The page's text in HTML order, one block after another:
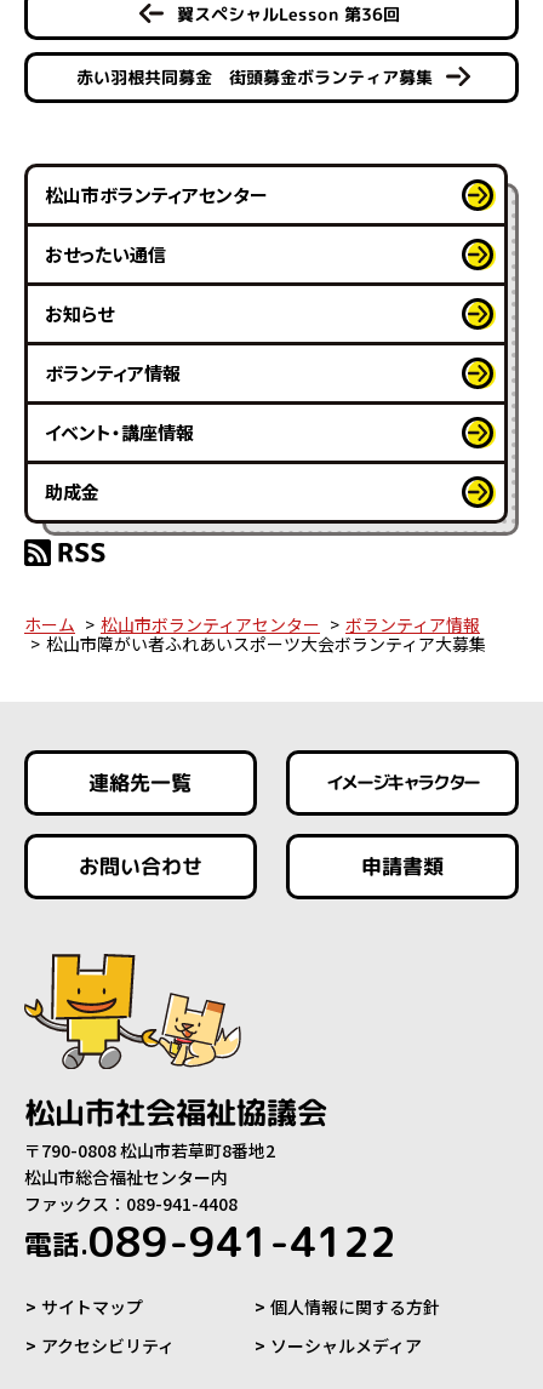
翼スペシャルLesson 第36回
赤い羽根共同募金 街頭募金ボランティア募集
松山市ボランティアセンター
おせったい通信
お知らせ
ボランティア情報
イベント・講座情報
助成金
ホーム 松山市ボランティアセンター
ボランティア情報
松山市障がい者ふれあいスポーツ大会ボランティア大募集
連絡先一覧 イメージキャラクター
お問い合わせ 申請書類
松山市社会福祉協議会
〒790-0808 松山市若草町8番地2
松山市総合福祉センター内
ファックス：089-941-4408
電話.089-941-4122
サイトマップ
個人情報に関する方針
アクセシビリティ
ソーシャルメディア